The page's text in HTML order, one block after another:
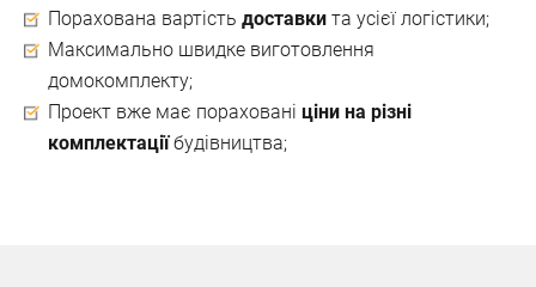
Порахована вартість доставки та усієї логістики;
Максимально швидке виготовлення
домокомплекту;
Проект вже має пораховані ціни на різні
комплектаціїбудівництва;